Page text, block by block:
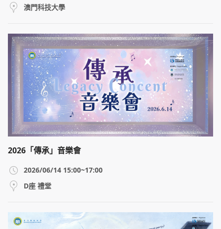
澳門科技大學
2026「傳承」音樂會
2026/06/14 15:00~17:00
D座 禮堂